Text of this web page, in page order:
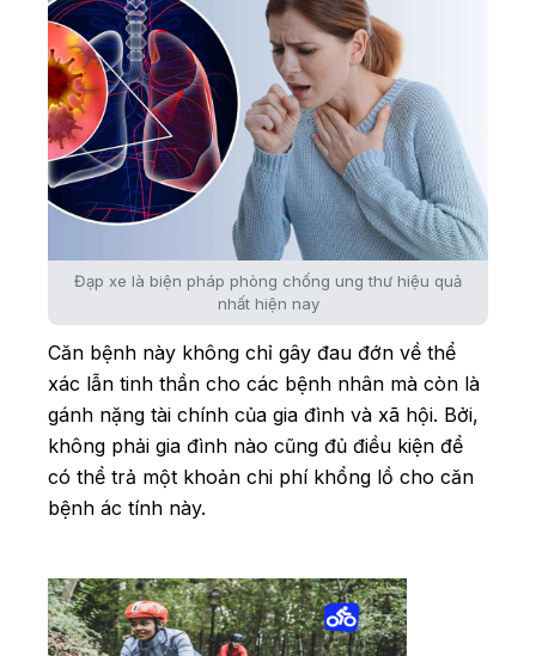
Đạp xe là biện pháp phòng chống ung thư hiệu quả
nhất hiện nay
Căn bệnh này không chỉ gây đau đớn về thể
xác lẫn tinh thần cho các bệnh nhân mà còn là
gánh nặng tài chính của gia đình và xã hội. Bởi,
không phải gia đình nào cũng đủ điều kiện để
có thể trả một khoản chi phí khổng lồ cho căn
bệnh ác tính này.